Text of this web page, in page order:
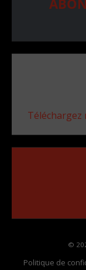
Téléchargez
©
Politique de